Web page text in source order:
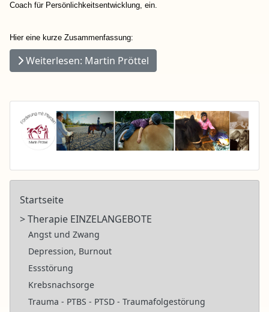
Coach für Persönlichkeitsentwicklung, ein.
Hier eine kurze Zusammenfassung:
Weiterlesen: Martin Pröttel
Startseite
> Therapie EINZELANGEBOTE
Angst und Zwang
Depression, Burnout
Essstörung
Krebsnachsorge
Trauma - PTBS - PTSD - Traumafolgestörung